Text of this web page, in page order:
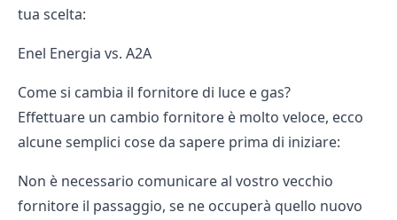
tua scelta:
Enel Energia vs. A2A
Come si cambia il fornitore di luce e gas?
Effettuare un cambio fornitore è molto veloce, ecco
alcune semplici cose da sapere prima di iniziare:
Non è necessario comunicare al vostro vecchio
fornitore il passaggio, se ne occuperà quello nuovo